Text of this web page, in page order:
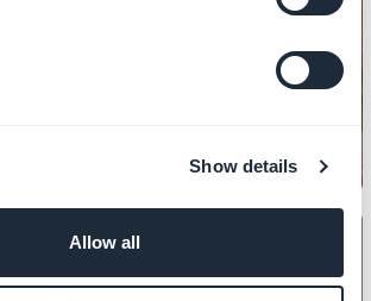
Show details
Allow all
du startsiden din